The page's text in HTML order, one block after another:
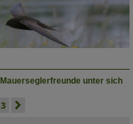
Mauerseglerfreunde unter sich
3